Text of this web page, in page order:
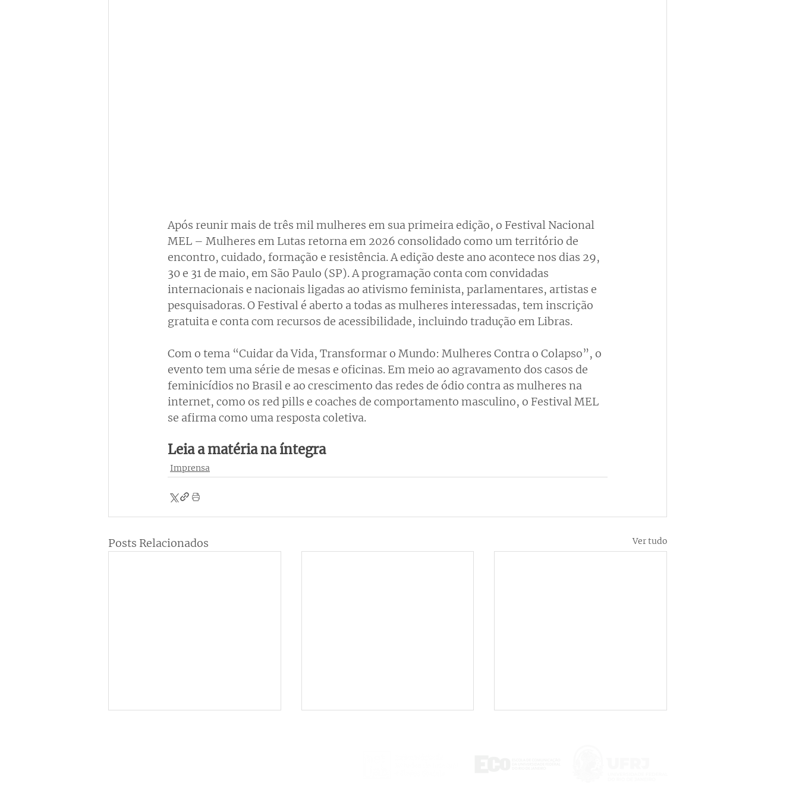
Após reunir mais de três mil mulheres em sua primeira edição, o Festival Nacional
MEL – Mulheres em Lutas retorna em 2026 consolidado como um território de
encontro, cuidado, formação e resistência. A edição deste ano acontece nos dias 29,
30 e 31 de maio, em São Paulo (SP). A programação conta com convidadas
internacionais e nacionais ligadas ao ativismo feminista, parlamentares, artistas e
pesquisadoras. O Festival é aberto a todas as mulheres interessadas, tem inscrição
gratuita e conta com recursos de acessibilidade, incluindo tradução em Libras.
Com o tema “Cuidar da Vida, Transformar o Mundo: Mulheres Contra o Colapso”, o
evento tem uma série de mesas e oficinas. Em meio ao agravamento dos casos de
feminicídios no Brasil e ao crescimento das redes de ódio contra as mulheres na
internet, como os red pills e coaches de comportamento masculino, o Festival MEL
se afirma como uma resposta coletiva.
Leia a matéria na íntegra
Imprensa
Posts Relacionados Ver tudo